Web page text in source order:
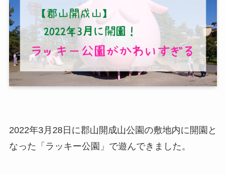
2022年3月28日に郡山開成山公園の敷地内に開園と
なった「ラッキー公園」で遊んできました。